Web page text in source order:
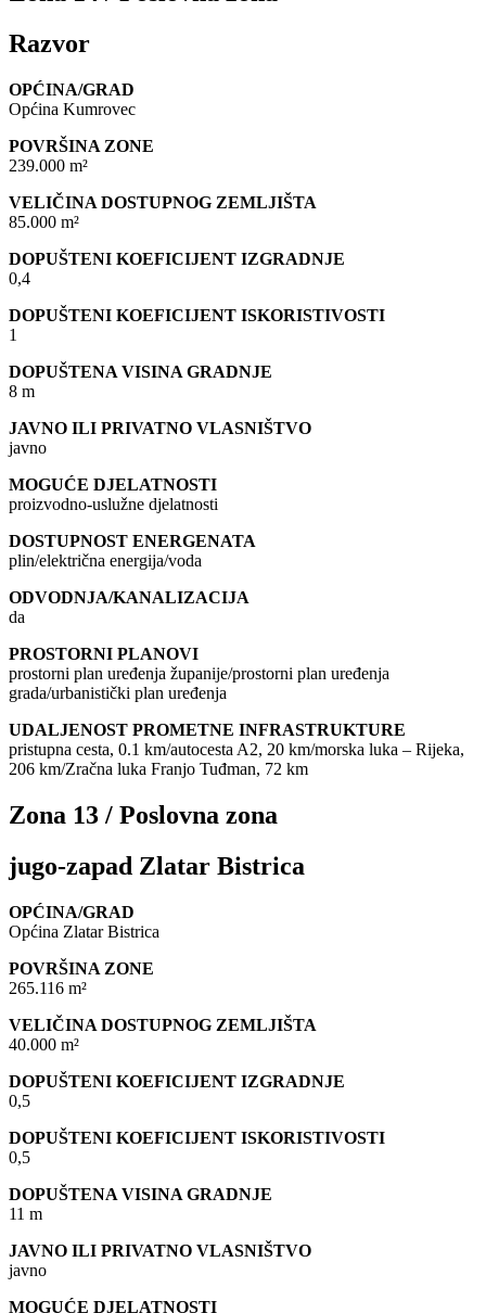
Razvor
OPĆINA/GRAD
Općina Kumrovec
POVRŠINA ZONE
239.000 m²
VELIČINA DOSTUPNOG ZEMLJIŠTA
85.000 m²
DOPUŠTENI KOEFICIJENT IZGRADNJE
0,4
DOPUŠTENI KOEFICIJENT ISKORISTIVOSTI
1
DOPUŠTENA VISINA GRADNJE
8 m
JAVNO ILI PRIVATNO VLASNIŠTVO
javno
MOGUĆE DJELATNOSTI
proizvodno-uslužne djelatnosti
DOSTUPNOST ENERGENATA
plin/električna energija/voda
ODVODNJA/KANALIZACIJA
da
PROSTORNI PLANOVI
prostorni plan uređenja županije/prostorni plan uređenja
grada/urbanistički plan uređenja
UDALJENOST PROMETNE INFRASTRUKTURE
pristupna cesta, 0.1 km/autocesta A2, 20 km/morska luka – Rijeka,
206 km/Zračna luka Franjo Tuđman, 72 km
Zona 13 / Poslovna zona
jugo-zapad Zlatar Bistrica
OPĆINA/GRAD
Općina Zlatar Bistrica
POVRŠINA ZONE
265.116 m²
VELIČINA DOSTUPNOG ZEMLJIŠTA
40.000 m²
DOPUŠTENI KOEFICIJENT IZGRADNJE
0,5
DOPUŠTENI KOEFICIJENT ISKORISTIVOSTI
0,5
DOPUŠTENA VISINA GRADNJE
11 m
JAVNO ILI PRIVATNO VLASNIŠTVO
javno
MOGUĆE DJELATNOSTI